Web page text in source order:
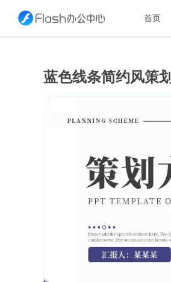
首页
蓝色线条简约风策